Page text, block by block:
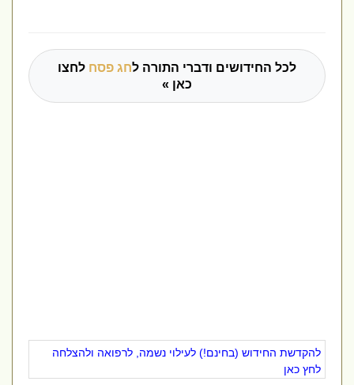
לכל החידושים ודברי התורה לחג פסחלחצו
כאן »
להקדשת החידוש (בחינם!) לעילוי נשמה, לרפואה ולהצלחה
לחץ כאן